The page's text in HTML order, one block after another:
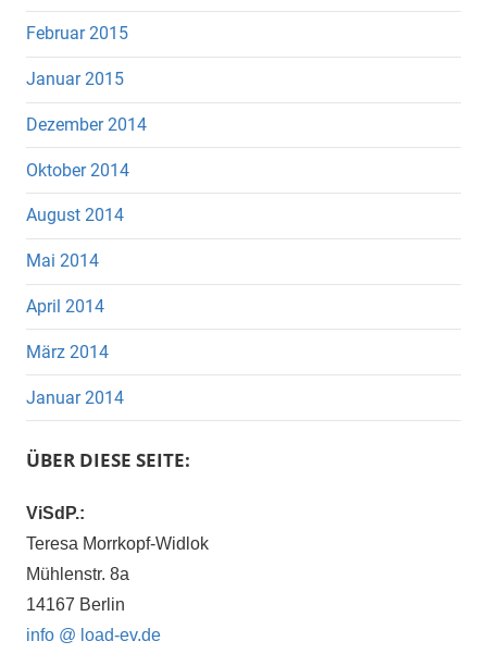
Februar 2015
Januar 2015
Dezember 2014
Oktober 2014
August 2014
Mai 2014
April 2014
März 2014
Januar 2014
ÜBER DIESE SEITE:
ViSdP.:
Teresa Morrkopf-Widlok
Mühlenstr. 8a
14167 Berlin
info @ load-ev.de